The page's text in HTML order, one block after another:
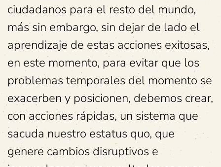
ciudadanos para el resto del mundo,
más sin embargo, sin dejar de lado el
aprendizaje de estas acciones exitosas,
en este momento, para evitar que los
problemas temporales del momento se
exacerben y posicionen, debemos crear,
con acciones rápidas, un sistema que
sacuda nuestro estatus quo, que
genere cambios disruptivos e